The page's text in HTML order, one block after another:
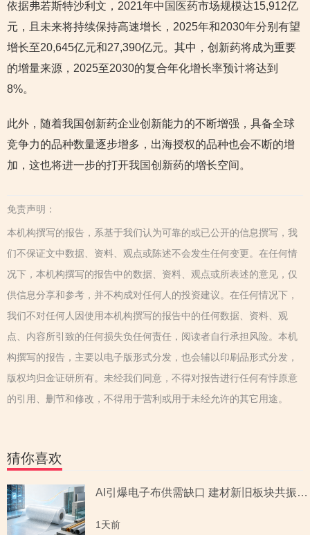
依据弗若斯特沙利文，2021年中国医药市场规模达15,912亿
元，且未来将持续保持高速增长，2025年和2030年分别有望
增长至20,645亿元和27,390亿元。其中，创新药将成为重要
的增量来源，2025至2030的复合年化增长率预计将达到
8%。
此外，随着我国创新药企业创新能力的不断增强，具备全球
竞争力的品种数量逐步增多，出海授权的品种也会不断的增
加，这也将进一步的打开我国创新药的增长空间。
免责声明：
本机构撰写的报告，系基于我们认为可靠的或已公开的信息撰写，我
们不保证文中数据、资料、观点或陈述不会发生任何变更。在任何情
况下，本机构撰写的报告中的数据、资料、观点或所表述的意见，仅
供信息分享和参考，并不构成对任何人的投资建议。在任何情况下，
我们不对任何人因使用本机构撰写的报告中的任何数据、资料、观
点、内容所引致的任何损失负任何责任，阅读者自行承担风险。本机
构撰写的报告，主要以电子版形式分发，也会辅以印刷品形式分发，
版权均归金证研所有。未经我们同意，不得对报告进行任何有悖原意
的引用、删节和修改，不得用于营利或用于未经允许的其它用途。
猜你喜欢
AI引爆电子布供需缺口 建材新旧板块共振回暖
1天前